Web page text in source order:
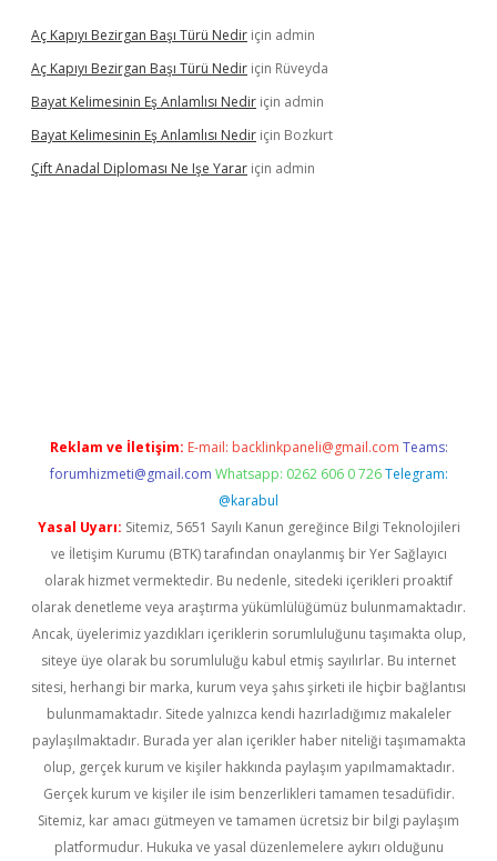
Aç Kapıyı Bezirgan Başı Türü Nedir için admin
Aç Kapıyı Bezirgan Başı Türü Nedir için Rüveyda
Bayat Kelimesinin Eş Anlamlısı Nedir için admin
Bayat Kelimesinin Eş Anlamlısı Nedir için Bozkurt
Çift Anadal Diploması Ne Işe Yarar için admin
Reklam ve İletişim: E-mail: backlinkpaneli@gmail.com Teams:
forumhizmeti@gmail.com Whatsapp: 0262 606 0 726 Telegram:
@karabul
Yasal Uyarı: Sitemiz, 5651 Sayılı Kanun gereğince Bilgi Teknolojileri
ve İletişim Kurumu (BTK) tarafından onaylanmış bir Yer Sağlayıcı
olarak hizmet vermektedir. Bu nedenle, sitedeki içerikleri proaktif
olarak denetleme veya araştırma yükümlülüğümüz bulunmamaktadır.
Ancak, üyelerimiz yazdıkları içeriklerin sorumluluğunu taşımakta olup,
siteye üye olarak bu sorumluluğu kabul etmiş sayılırlar. Bu internet
sitesi, herhangi bir marka, kurum veya şahıs şirketi ile hiçbir bağlantısı
bulunmamaktadır. Sitede yalnızca kendi hazırladığımız makaleler
paylaşılmaktadır. Burada yer alan içerikler haber niteliği taşımamakta
olup, gerçek kurum ve kişiler hakkında paylaşım yapılmamaktadır.
Gerçek kurum ve kişiler ile isim benzerlikleri tamamen tesadüfidir.
Sitemiz, kar amacı gütmeyen ve tamamen ücretsiz bir bilgi paylaşım
platformudur. Hukuka ve yasal düzenlemelere aykırı olduğunu